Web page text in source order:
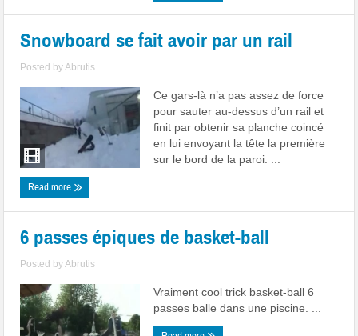
Snowboard se fait avoir par un rail
Posted byAbrutis
Ce gars-là n’a pas assez de force
pour sauter au-dessus d’un rail et
finit par obtenir sa planche coincé
en lui envoyant la tête la première
sur le bord de la paroi. ...
Read more
6 passes épiques de basket-ball
Posted byAbrutis
Vraiment cool trick basket-ball 6
passes balle dans une piscine. ...